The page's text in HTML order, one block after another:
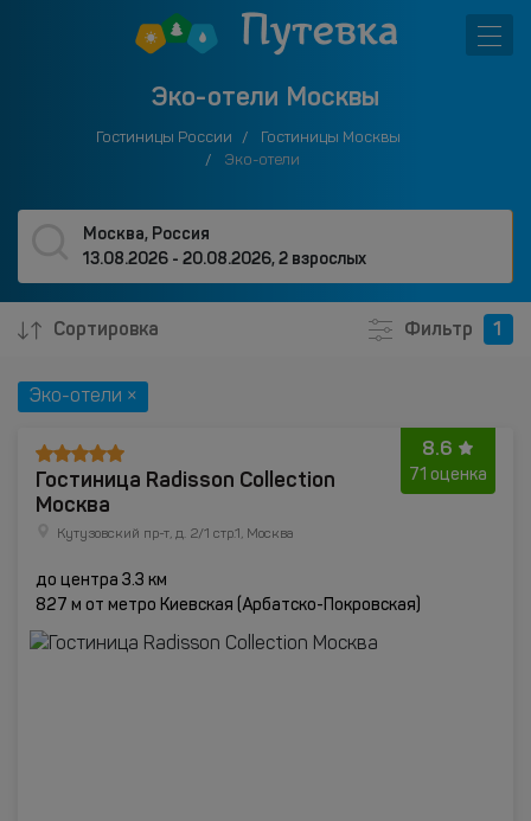
Эко-отели Москвы
Гостиницы России
Гостиницы Москвы
Эко-отели
Москва, Россия
13.08.2026 - 20.08.2026,2 взрослых
Сортировка Фильтр 1
Эко-отели ×
8.6
71 оценка
Гостиница Radisson Collection
Москва
Кутузовский пр-т, д. 2/1 стр.1, Москва
до центра 3.3 км
827 м от метро Киевская (Арбатско-Покровская)